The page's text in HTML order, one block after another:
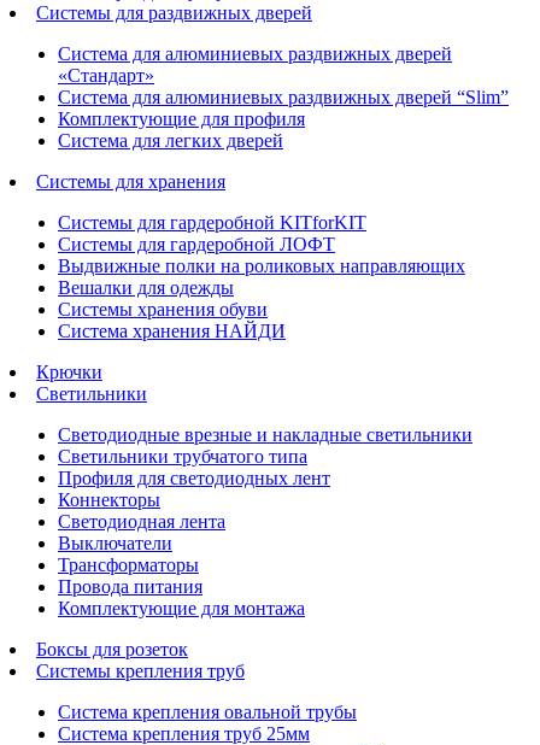
Системы для раздвижных дверей
Система для алюминиевых раздвижных дверей
«Стандарт»
Система для алюминиевых раздвижных дверей “Slim”
Комплектующие для профиля
Система для легких дверей
Системы для хранения
Системы для гардеробной KITforKIT
Системы для гардеробной ЛОФТ
Выдвижные полки на роликовых направляющих
Вешалки для одежды
Системы хранения обуви
Система хранения НАЙДИ
Крючки
Светильники
Светодиодные врезные и накладные светильники
Светильники трубчатого типа
Профиля для светодиодных лент
Коннекторы
Светодиодная лента
Выключатели
Трансформаторы
Провода питания
Комплектующие для монтажа
Боксы для розеток
Системы крепления труб
Система крепления овальной трубы
Система крепления труб 25мм